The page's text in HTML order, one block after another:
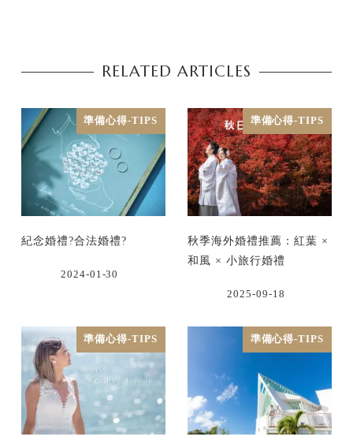
RELATED ARTICLES
準備心得-TIPS
紀念婚禮?合法婚禮?
2024-01-30
準備心得-TIPS
秋季海外婚禮推薦：紅葉 ×
和風 × 小旅行婚禮
2025-09-18
準備心得-TIPS 準備心得-TIPS